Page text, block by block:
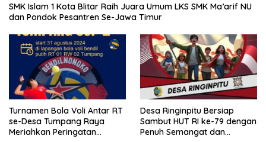
SMK Islam 1 Kota Blitar Raih Juara Umum LKS SMK Ma’arif NU
dan Pondok Pesantren Se-Jawa Timur
Turnamen Bola Voli Antar RT
se-Desa Tumpang Raya
Meriahkan Peringatan
Desa Ringinpitu Bersiap
Sambut HUT RI ke-79 dengan
Penuh Semangat dan